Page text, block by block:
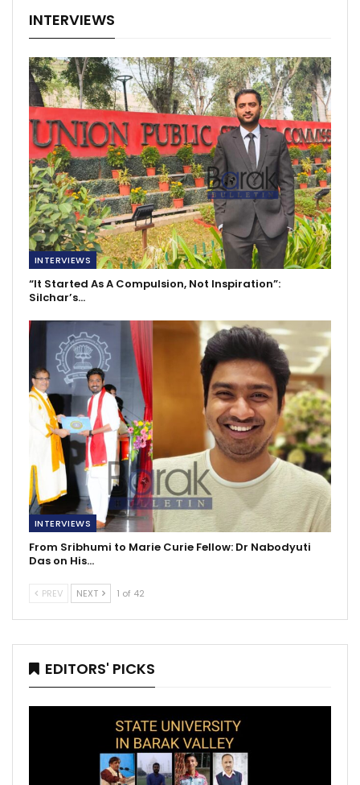
INTERVIEWS
INTERVIEWS
“It Started As A Compulsion, Not Inspiration”:
Silchar’s…
INTERVIEWS
From Sribhumi to Marie Curie Fellow: Dr Nabodyuti
Das on His…
PREV NEXT 1 of 42
EDITORS' PICKS